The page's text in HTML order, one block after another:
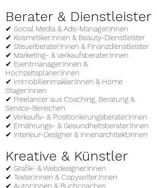
Berater & Dienstleister
✔ Social Media & Ads-Manager:innen
✔ Kosmetiker:innen & Beauty-Dienstleister
✔ Steuerberater:innen & Finanzdienstleister
✔ Marketing- & Verkaufsberater:innen
✔ Eventmanager:innen &
Hochzeitsplaner:innen
✔ Immobilienmakler:innen & Home
Stager:innen
✔ Freelancer aus Coaching, Beratung &
Service-Bereichen
✔ Verkaufs- & Positionierungsberater:innen
✔ Ernährungs- & Gesundheitsberater:innen
✔ Interieur-Designer & Innenarchitekt:innen
Kreative & Künstler
✔ Grafik- & Webdesigner:innen
✔ Texter:innen & Copywriter:innen
✔ Autor:innen & Buchcoaches